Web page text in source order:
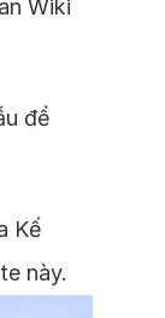
Wiki
để
Kế
này.